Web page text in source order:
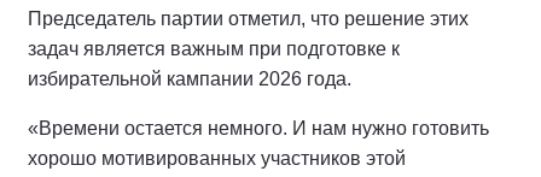
Председатель партии отметил, что решение этих
задач является важным при подготовке к
избирательной кампании 2026 года.
«Времени остается немного. И нам нужно готовить
хорошо мотивированных участников этой